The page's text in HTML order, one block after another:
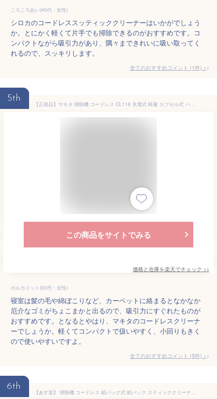
ころころあい(40代・女性)
シロカのコードレススッティッククリーナーはいかがでしょう
か。とにかく軽くて片手でも掃除できるのがおすすめです。コ
ンパクトながら吸引力があり、隅々まできれいに吸い取ってく
れるので、スッキリします。
全てのおすすめコメント (1件) >
5th
【正規品】マキタ 掃除機 コードレス CL116 充電式 軽量 カプセル式 ハンディ スティック 強力吸引 パワフル 一人暮らし コンパクト 日本製 人気 おすすめ 一人暮らし 軽い makita クリーナー 人気 おすすめ
この商品をサイトでみる
価格と在庫を楽天でチェック >>
ポルカドット(50代・女性)
寝室は髪の毛や綿ぼこりなど、カーペットに絡まるとなかなか
厄介なゴミがちょこまかと出るので、吸引力にすぐれたものが
おすすめです。となるとやはり、マキタのコードレスクリーナ
ーでしょうか。軽くてコンパクトで扱いやすく、小回りもきく
ので使いやすいですよ。
全てのおすすめコメント (5件) >
6th
【あす楽】 掃除機 コードレス 紙パック式 紙パック スティッククリーナー クリーナー 充電式スティッククリーナー JCL18 バッテリー2個付 送料無料 吸引力 2way 軽量 充電式 ハンディクリーナー ハンディタイプ アイリスオーヤマ